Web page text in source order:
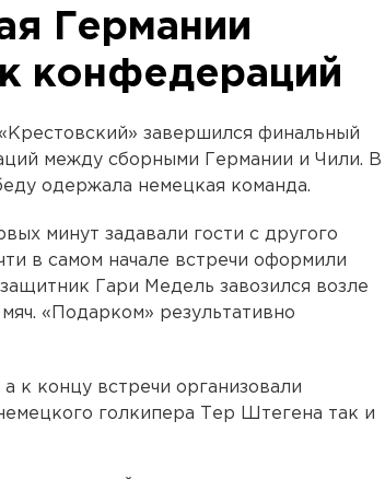
Германии
конфедераций
завершился финальный
между сборными Германии и Чили. В
одержала немецкая команда.
минут задавали гости с другого
в самом начале встречи оформили
Гари Медель завозился возле
«Подарком» результативно
к концу встречи организовали
голкипера Тер Штегена так и